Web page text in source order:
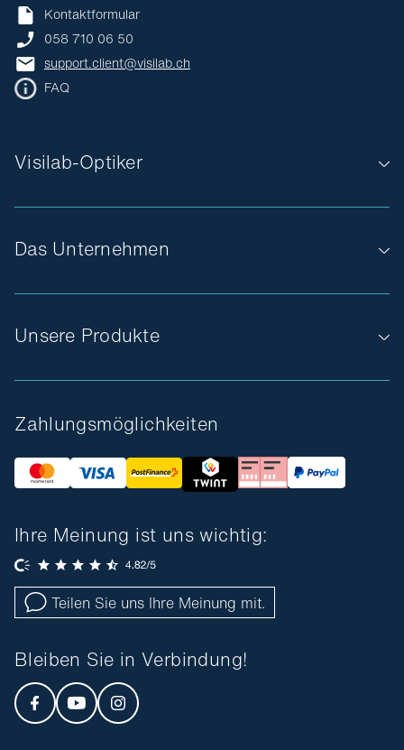
Das Unternehmen
Unsere Produkte
Visilab-Optiker
Kontaktformular
058 710 06 50
support.client@visilab.ch
FAQ
Zahlungsmöglichkeiten
Ihre Meinung ist uns wichtig:
Teilen Sie uns Ihre Meinung mit.
Bleiben Sie in Verbindung!